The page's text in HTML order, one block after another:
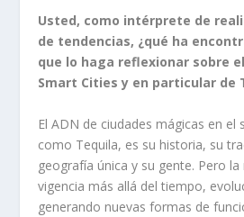
Usted, como intérprete de
de tendencias, ¿qué ha
que lo haga reflexionar sobre
Smart Cities y en particular de
El ADN de ciudades mágicas en el
como Tequila, es su historia, su
geografía única y su gente. Pero
vigencia más allá del tiempo,
generando nuevas formas de